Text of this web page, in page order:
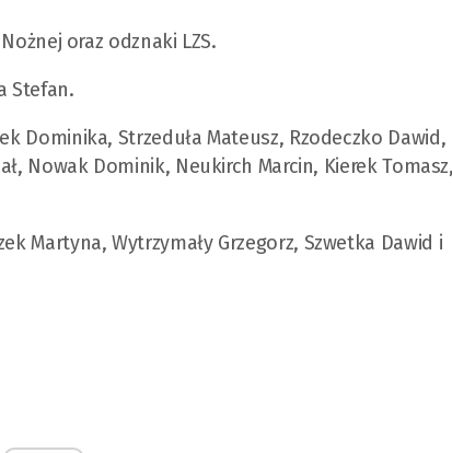
oraz odznaki LZS.
Stefan.
Dominika, Strzeduła Mateusz, Rzodeczko Dawid,
Nowak Dominik, Neukirch Marcin, Kierek
Martyna, Wytrzymały Grzegorz, Szwetka Dawid i